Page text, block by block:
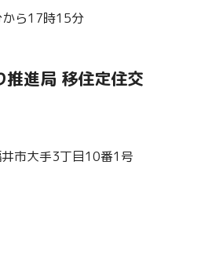
ら17時15分
進局 移住定住交
市大手3丁目10番1号